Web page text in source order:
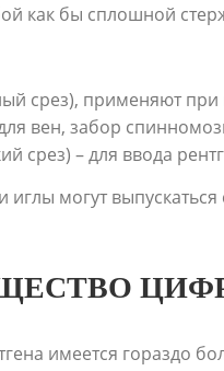
как бы сплошной
срез), применяют при
вен, забор
срез) – для ввода
иглы могут
имеется гораздо